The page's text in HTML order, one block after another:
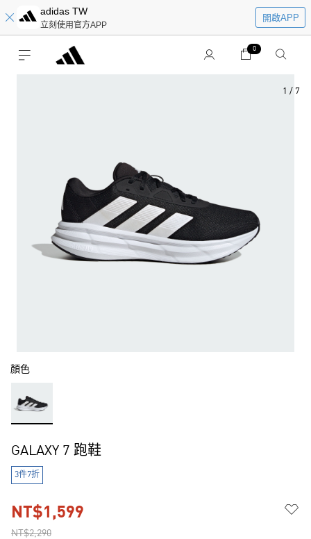
adidas TW
立刻使用官方APP
開啟APP
0
1 / 7
顏色
GALAXY 7 跑鞋
3件7折
NT$2,290
NT$1,599